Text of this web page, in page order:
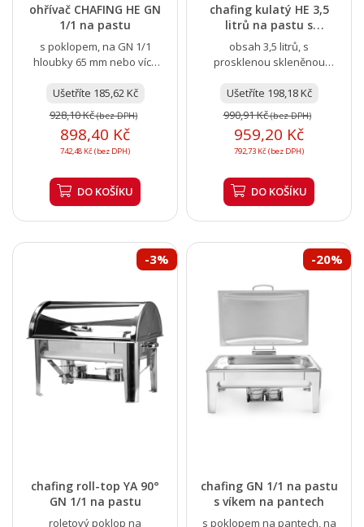
ohřívač CHAFING HE GN
1/1 na pastu
s poklopem, na GN 1/1
hloubky 65 mm nebo více
Ušetříte 185,62 Kč
928,10 Kč(bez DPH)
898,40 Kč
742,48 Kč (bez DPH)
DO KOŠÍKU
chafing kulatý HE 3,5
litrů na pastu s
prosklenou poklicí
obsah 3,5 litrů, s
prosklenou skleněnou
Ušetříte 198,18 Kč
990,91 Kč(bez DPH)
959,20 Kč
792,73 Kč (bez DPH)
DO KOŠÍKU
chafing roll-top YA 90°
GN 1/1 na pastu
roletový poklop na
-3%
chafing GN 1/1 na pastu
s víkem na pantech
s poklopem na pantech, na
-20%